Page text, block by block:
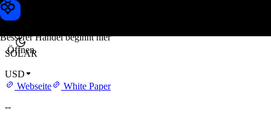
Besserer Handel beginnt hier
Öffnen
Solar Swap Kurs
SOLAR
USD
Webseite
White Paper
--